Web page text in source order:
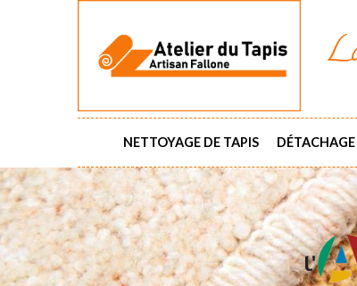
NETTOYAGE DE TAPIS